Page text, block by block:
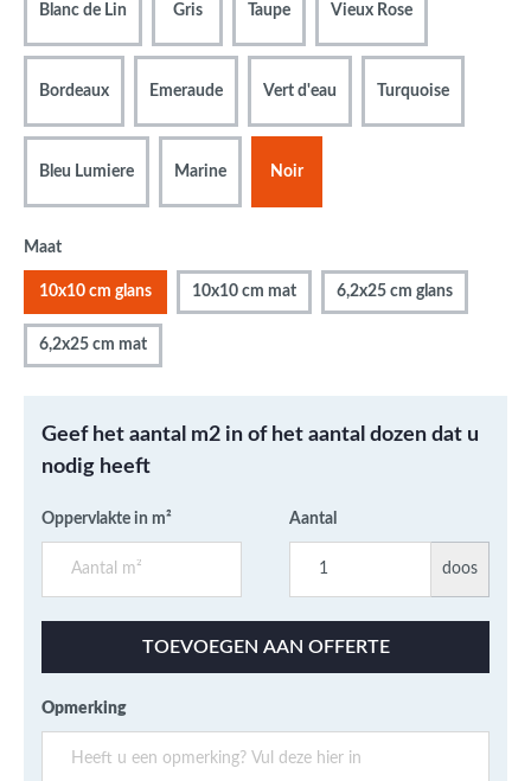
Blanc de Lin Gris Taupe Vieux Rose
Bordeaux Emeraude Vert d'eau Turquoise
Bleu Lumiere Marine Noir
Maat
10x10 cm glans 10x10 cm mat 6,2x25 cm glans
6,2x25 cm mat
Geef het aantal m2 in of het aantal dozen dat u
nodig heeft
Oppervlakte in m² Aantal
doos
TOEVOEGEN AAN OFFERTE
Opmerking